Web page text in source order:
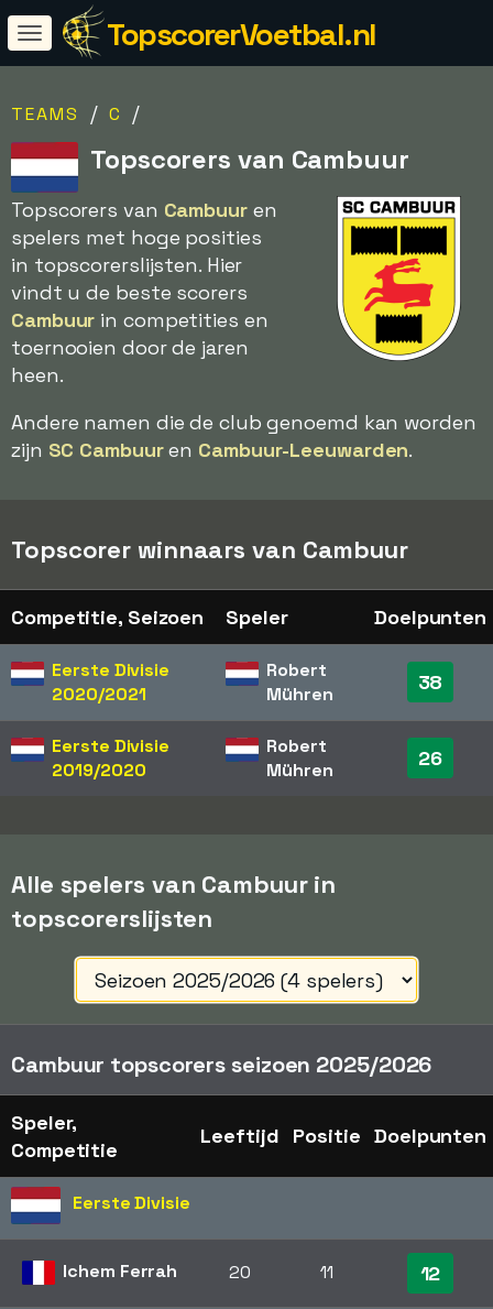
TopscorerVoetbal.nl
TEAMS / C /
Topscorers van Cambuur
Topscorers van Cambuuren
spelers met hoge posities
in topscorerslijsten. Hier
vindt u de beste scorers
Cambuur in competities en
toernooien door de jaren
heen.
Andere namen die de club genoemd kan worden
zijn SC Cambuuren Cambuur-Leeuwarden.
Topscorer winnaars van Cambuur
Competitie, Seizoen Speler Doelpunten
Eerste Divisie
2020/2021
Robert
Mühren
38
Eerste Divisie
2019/2020
Robert
Mühren
26
Alle spelers van Cambuur in
topscorerslijsten
Cambuur topscorers seizoen 2025/2026
Speler,
Competitie
Leeftijd Positie Doelpunten
Eerste Divisie
Ichem Ferrah 20 11 12